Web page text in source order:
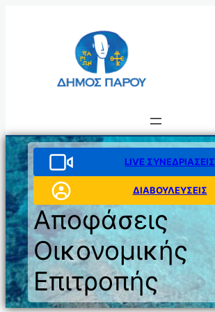
LIVE ΣΥΝΕΔΡΙΑΣΕΙΣ
ΔΙΑΒΟΥΛΕΥΣΕΙΣ
Αποφάσεις
Οικονομικής
Επιτροπής